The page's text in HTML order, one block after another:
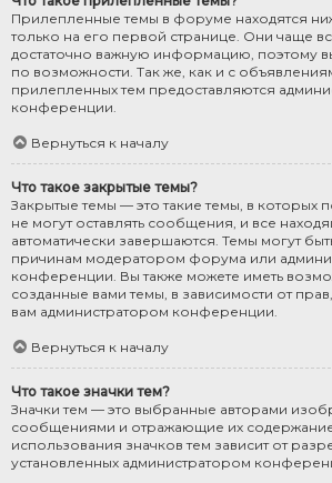
Прилепленные темы в форуме находятся
только на его первой странице. Они чаще
достаточно важную информацию, поэтому
по возможности. Так же, как и с
прилепленных тем предоставляются
конференции.
Вернуться к началу
Что такое закрытые темы?
Закрытые темы — это такие темы, в которых
не могут оставлять сообщения, и все
автоматически завершаются. Темы могут
причинам модератором форума или
конференции. Вы также можете иметь
созданные вами темы, в зависимости от
вам администратором конференции.
Вернуться к началу
Что такое значки тем?
Значки тем — это выбранные авторами
сообщениями и отражающие их
использования значков тем зависит от
установленных администратором